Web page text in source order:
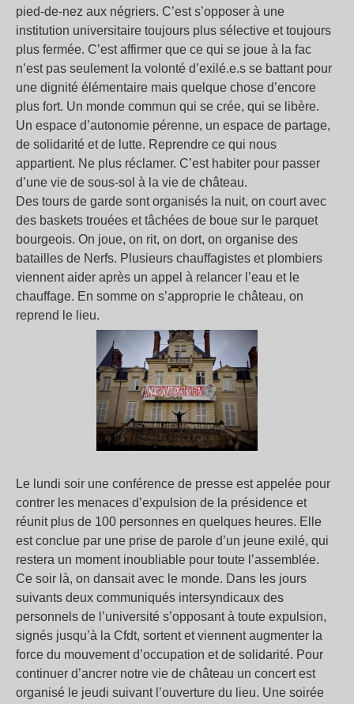
pied-de-nez aux négriers. C’est s’opposer à une
institution universitaire toujours plus sélective et toujours
plus fermée. C’est affirmer que ce qui se joue à la fac
n’est pas seulement la volonté d’exilé.e.s se battant pour
une dignité élémentaire mais quelque chose d’encore
plus fort. Un monde commun qui se crée, qui se libère.
Un espace d’autonomie pérenne, un espace de partage,
de solidarité et de lutte. Reprendre ce qui nous
appartient. Ne plus réclamer. C’est habiter pour passer
d’une vie de sous-sol à la vie de château.
Des tours de garde sont organisés la nuit, on court avec
des baskets trouées et tâchées de boue sur le parquet
bourgeois. On joue, on rit, on dort, on organise des
batailles de Nerfs. Plusieurs chauffagistes et plombiers
viennent aider après un appel à relancer l’eau et le
chauffage. En somme on s’approprie le château, on
reprend le lieu.
Le lundi soir une conférence de presse est appelée pour
contrer les menaces d’expulsion de la présidence et
réunit plus de 100 personnes en quelques heures. Elle
est conclue par une prise de parole d’un jeune exilé, qui
restera un moment inoubliable pour toute l’assemblée.
Ce soir là, on dansait avec le monde. Dans les jours
suivants deux communiqués intersyndicaux des
personnels de l’université s’opposant à toute expulsion,
signés jusqu’à la Cfdt, sortent et viennent augmenter la
force du mouvement d’occupation et de solidarité. Pour
continuer d’ancrer notre vie de château un concert est
organisé le jeudi suivant l’ouverture du lieu. Une soirée